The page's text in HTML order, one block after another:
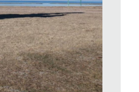
quando ha scoperto
e mostrare un luogo
degli uomini, per le
moltissimo: bisogna mettersi
con un abito colorato e